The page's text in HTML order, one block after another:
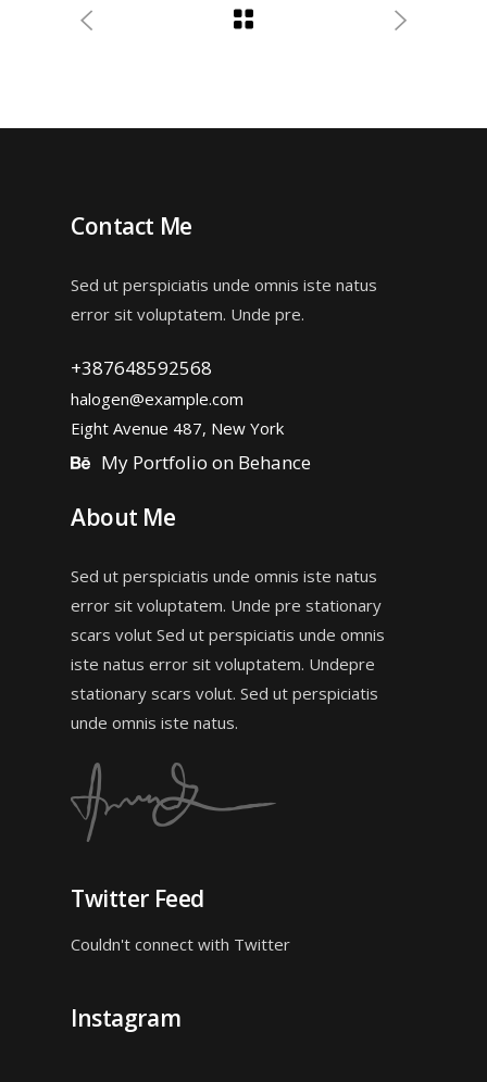
Contact Me
Sed ut perspiciatis unde omnis iste natus
error sit voluptatem. Unde pre.
+387648592568
halogen@example.com
Eight Avenue 487, New York
My Portfolio on Behance
About Me
Sed ut perspiciatis unde omnis iste natus
error sit voluptatem. Unde pre stationary
scars volut Sed ut perspiciatis unde omnis
iste natus error sit voluptatem. Undepre
stationary scars volut. Sed ut perspiciatis
unde omnis iste natus.
Twitter Feed
Couldn't connect with Twitter
Instagram